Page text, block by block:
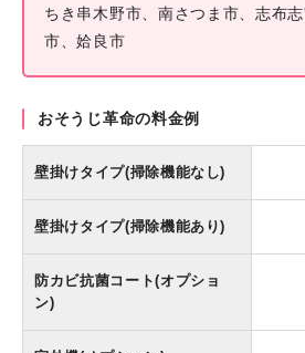
ちき串木野市、南さつま市、志布
市、姶良市
おそうじ革命の料金例
壁掛けタイプ(掃除機能なし)
壁掛けタイプ(掃除機能あり)
防カビ抗菌コート(オプショ
ン)